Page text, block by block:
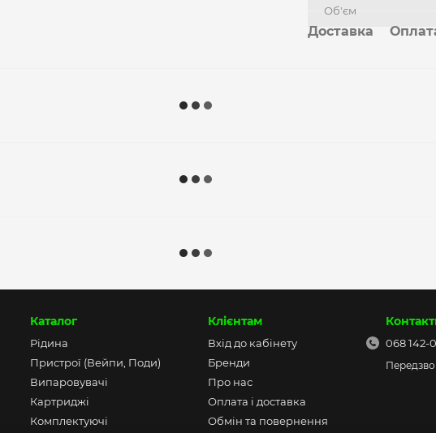
Об'єм
Доставка
Каталог
Рідина
Пристрої (Вейпи, Поди)
Випаровувачі
Картриджі
Комплектуючі
Клієнтам
Вхід до кабінету
Бренди
Про нас
Оплата і доставка
Обмін та повернення
068 142-